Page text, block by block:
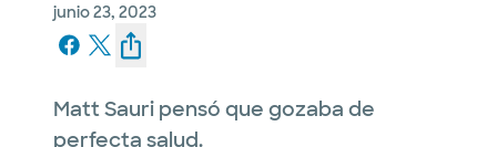
junio 23, 2023
Matt Sauri pensó que gozaba de
perfecta salud.